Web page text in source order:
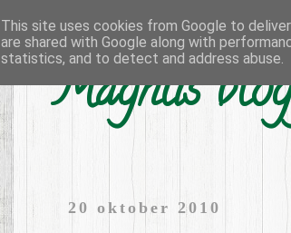
Magnus
20 oktober 2010
This site uses cookies from Google to
are shared with Google along with
statistics, and to detect and address abuse.